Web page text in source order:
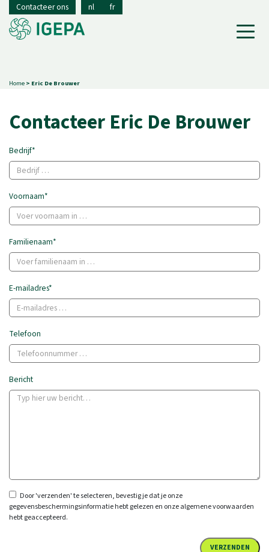
Contacteer ons nl fr
Home > Eric De Brouwer
Contacteer Eric De Brouwer
Bedrijf*
Voornaam*
Familienaam*
E-mailadres*
Telefoon
Bericht
Door 'verzenden' te selecteren, bevestig je dat je onze
gegevensbeschermingsinformatie hebt gelezen en onze algemene voorwaarden
hebt geaccepteerd.